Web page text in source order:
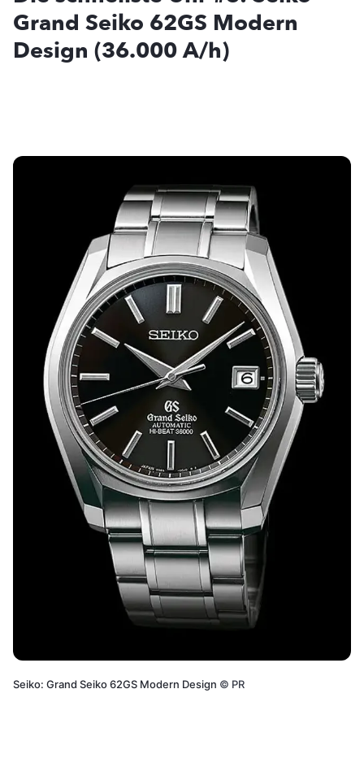
Grand Seiko 62GS Modern
Design (36.000 A/h)
Seiko: Grand Seiko 62GS Modern Design © PR